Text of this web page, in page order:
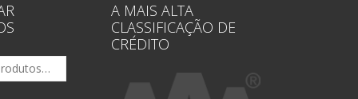
A MAIS ALTA
CLASSIFICAÇÃO DE
CRÉDITO